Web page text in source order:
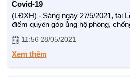
Covid-19
(LĐXH) - Sáng ngày 27/5/2021, tại
điểm quyên góp ủng hộ phòng,
Mặt trận tổ quốc Việt Nam, sau lời
viên Bộ Chính trị, Chủ tịch nước
Giám đốc BHXH Việt Nam Nguyễn
thể công chức, viên chức, người
11:56 28/05/2021
Xem thêm